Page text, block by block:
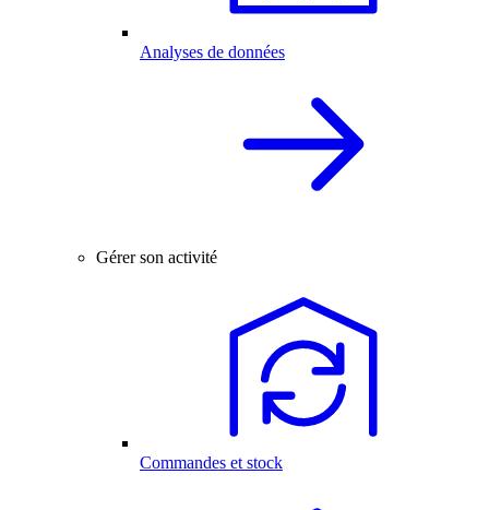
Analyses de données
Gérer son activité
Commandes et stock